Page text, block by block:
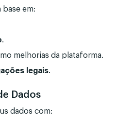
base em:
.
melhorias da plataforma.
legais.
Dados
dados com: